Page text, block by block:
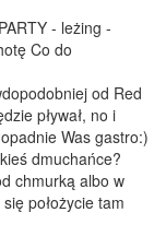
- leżing -
Co do
od Red
pływał, no i
Was gastro:)
dmuchańce?
chmurką albo w
położycie tam